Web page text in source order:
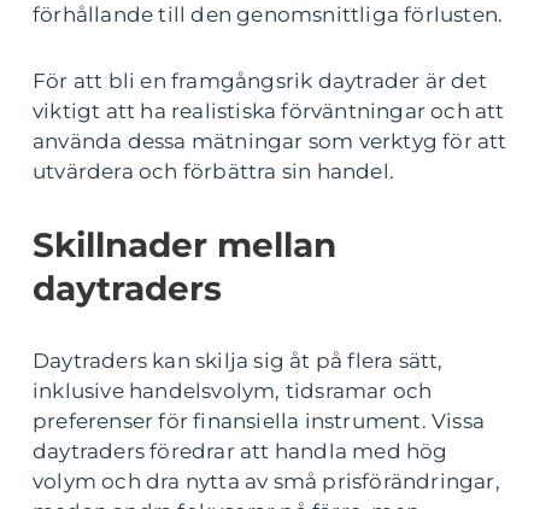
förhållande till den genomsnittliga förlusten.
För att bli en framgångsrik daytrader är det
viktigt att ha realistiska förväntningar och att
använda dessa mätningar som verktyg för att
utvärdera och förbättra sin handel.
Skillnader mellan
daytraders
Daytraders kan skilja sig åt på flera sätt,
inklusive handelsvolym, tidsramar och
preferenser för finansiella instrument. Vissa
daytraders föredrar att handla med hög
volym och dra nytta av små prisförändringar,